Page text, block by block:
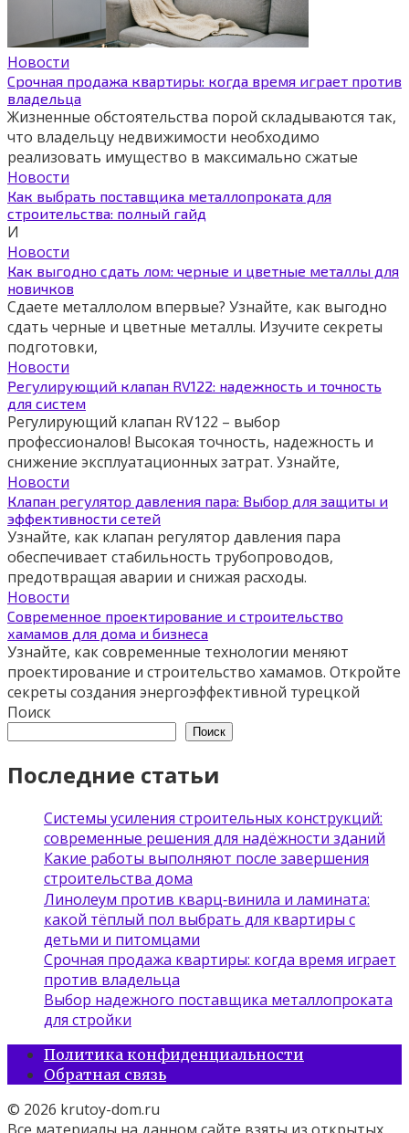
Новости
Срочная продажа квартиры: когда время играет против
владельца
Жизненные обстоятельства порой складываются так,
что владельцу недвижимости необходимо
реализовать имущество в максимально сжатые
Новости
Как выбрать поставщика металлопроката для
строительства: полный гайд
И
Новости
Как выгодно сдать лом: черные и цветные металлы для
новичков
Сдаете металлолом впервые? Узнайте, как выгодно
сдать черные и цветные металлы. Изучите секреты
подготовки,
Новости
Регулирующий клапан RV122: надежность и точность
для систем
Регулирующий клапан RV122 – выбор
профессионалов! Высокая точность, надежность и
снижение эксплуатационных затрат. Узнайте,
Новости
Клапан регулятор давления пара: Выбор для защиты и
эффективности сетей
Узнайте, как клапан регулятор давления пара
обеспечивает стабильность трубопроводов,
предотвращая аварии и снижая расходы.
Новости
Современное проектирование и строительство
хамамов для дома и бизнеса
Узнайте, как современные технологии меняют
проектирование и строительство хамамов. Откройте
секреты создания энергоэффективной турецкой
Поиск
Поиск
Последние статьи
Системы усиления строительных конструкций:
современные решения для надёжности зданий
Какие работы выполняют после завершения
строительства дома
Линолеум против кварц‑винила и ламината:
какой тёплый пол выбрать для квартиры с
детьми и питомцами
Срочная продажа квартиры: когда время играет
против владельца
Выбор надежного поставщика металлопроката
для стройки
Политика конфиденциальности
Обратная связь
© 2026 krutoy-dom.ru